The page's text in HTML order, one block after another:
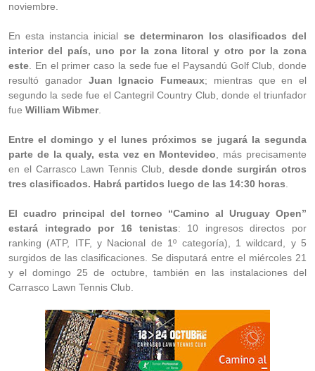
noviembre.
En esta instancia inicial se determinaron los clasificados del
interior del país, uno por la zona litoral y otro por la zona
este . En el primer caso la sede fue el Paysandú Golf Club, donde
resultó ganador Juan Ignacio Fumeaux; mientras que en el
segundo la sede fue el Cantegril Country Club, donde el triunfador
fue William Wibmer.
Entre el domingo y el lunes próximos se jugará la segunda
parte de la qualy, esta vez en Montevideo , más precisamente
en el Carrasco Lawn Tennis Club, desde donde surgirán otros
tres clasificados. Habrá partidos luego de las 14:30 horas
El cuadro principal del torneo “Camino al Uruguay Open”
estará integrado por 16 tenistas: 10 ingresos directos por
ranking (ATP, ITF, y Nacional de 1º categoría), 1 wildcard, y 5
surgidos de las clasificaciones. Se disputará entre el miércoles 21
y el domingo 25 de octubre, también en las instalaciones del
Carrasco Lawn Tennis Club.